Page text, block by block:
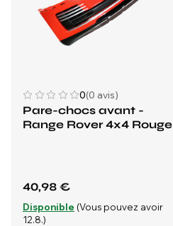
0(0 avis)
Pare-chocs avant -
Range Rover 4x4 Rouge
40,98 €
Disponible (Vous pouvez avoir
12.8.)